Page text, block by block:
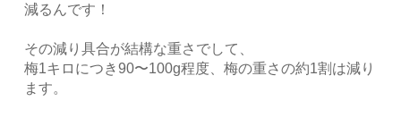
減るんです！
その減り具合が結構な重さでして、
梅1キロにつき90〜100g程度、梅の重さの約1割は減り
ます。